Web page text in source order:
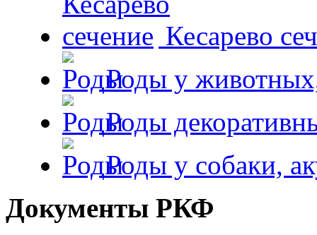
Кесарево
Роды у
Роды
Роды у собаки,
Документы РКФ